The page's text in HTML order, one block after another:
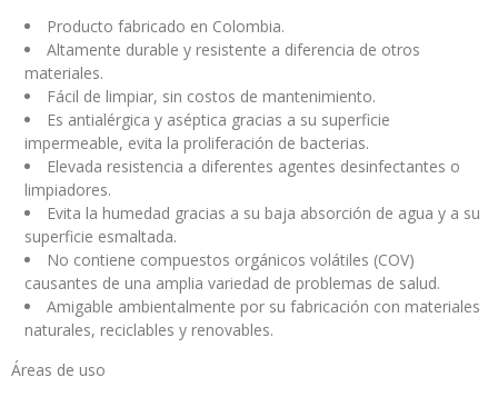
Producto fabricado en Colombia.
Altamente durable y resistente a diferencia de otros
materiales.
Fácil de limpiar, sin costos de mantenimiento.
Es antialérgica y aséptica gracias a su superficie
impermeable, evita la proliferación de bacterias.
Elevada resistencia a diferentes agentes desinfectantes o
limpiadores.
Evita la humedad gracias a su baja absorción de agua y a su
superficie esmaltada.
No contiene compuestos orgánicos volátiles (COV)
causantes de una amplia variedad de problemas de salud.
Amigable ambientalmente por su fabricación con materiales
naturales, reciclables y renovables.
Áreas de uso